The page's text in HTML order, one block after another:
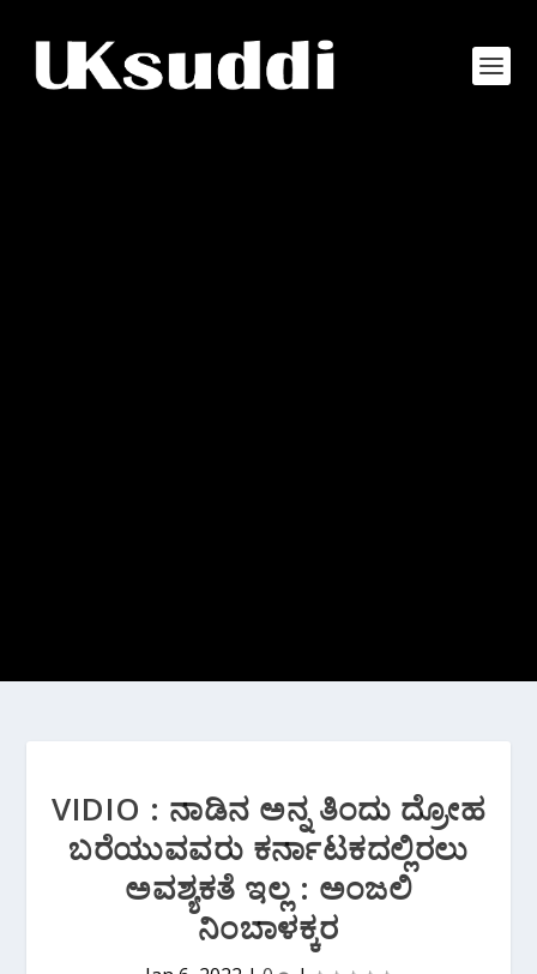
VIDIO : ನಾಡಿನ ಅನ್ನ ತಿಂದು ದ್ರೋಹ
ಬರೆಯುವವರು ಕರ್ನಾಟಕದಲ್ಲಿರಲು
ಅವಶ್ಯಕತೆ ಇಲ್ಲ : ಅಂಜಲಿ‌
ನಿಂಬಾಳಕ್ಕರ